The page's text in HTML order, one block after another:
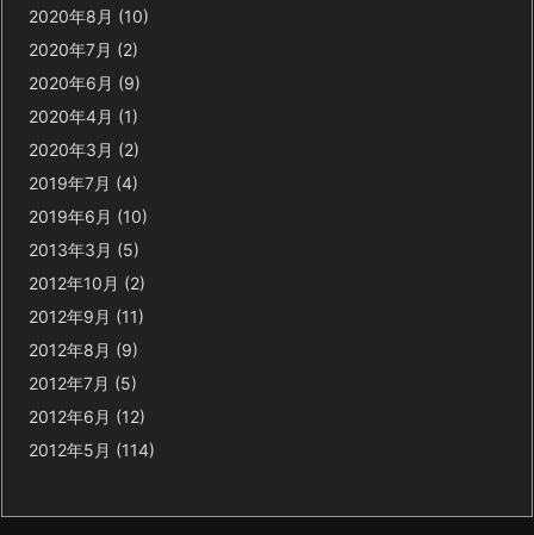
2020年8月 (10)
2020年7月 (2)
2020年6月 (9)
2020年4月 (1)
2020年3月 (2)
2019年7月 (4)
2019年6月 (10)
2013年3月 (5)
2012年10月 (2)
2012年9月 (11)
2012年8月 (9)
2012年7月 (5)
2012年6月 (12)
2012年5月 (114)